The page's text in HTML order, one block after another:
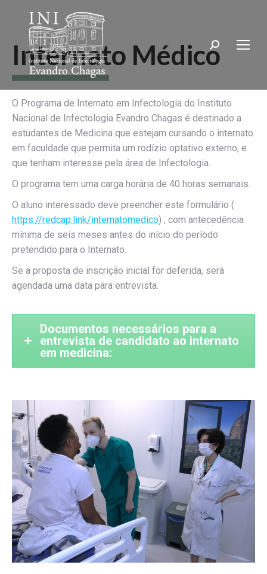
Search:
Internato Médico
O Programa de Internato em Infectologia do Instituto
Nacional de Infectologia Evandro Chagas é destinado a
estudantes de Medicina que estejam cursando o internato
em faculdade que permita um rodízio optativo externo, e
que tenham interesse pela área de Infectologia.
O programa tem uma carga horária de 40 horas semanais.
O aluno interessado deve preencher este formulário (
https://redcap.link/internatomedico) , com antecedência
mínima de seis meses antes do início do período
pretendido para o Internato.
Se a proposta de inscrição inicial for deferida, será
agendada uma data para entrevista.
Documentos necessários para a
entrevista de candidato ao internato
em medicina: